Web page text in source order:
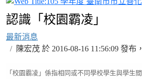
認識「校園霸凌」
最新消息
陳宏茂 於 2016-08-16 11:56:09 發布
「校園霸凌」係指相同或不同學校學生與學生